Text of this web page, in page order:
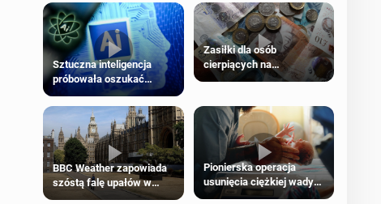
Sztuczna inteligencja
próbowała oszukać
człowieka
Zasiłki dla osób
cierpiących na
schorzenia psychiczne
BBC Weather zapowiada
szóstą falę upałów w
Londynie
Pionierska operacja
usunięcia ciężkiej wady
wrodzonej płodu w łonie